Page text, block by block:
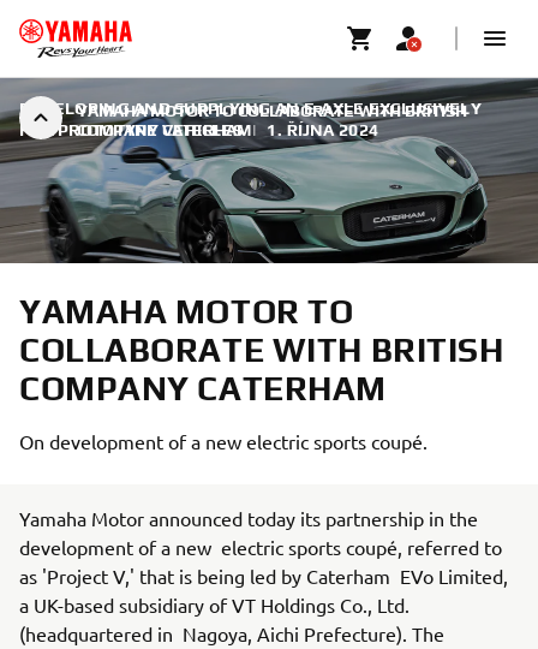
YAMAHA MOTOR TO COLLABORATE WITH BRITISH
COMPANY CATERHAM
DEVELOPING AND SUPPLYING AN E-AXLE EXCLUSIVELY
FOR PROTOTYPE VEHICLES | 1. ŘÍJNA 2024
YAMAHA MOTOR TO
COLLABORATE WITH BRITISH
COMPANY CATERHAM
On development of a new electric sports coupé.
Yamaha Motor announced today its partnership in the
development of a new electric sports coupé, referred to
as 'Project V,' that is being led by Caterham EVo Limited,
a UK-based subsidiary of VT Holdings Co., Ltd.
(headquartered in Nagoya, Aichi Prefecture). The